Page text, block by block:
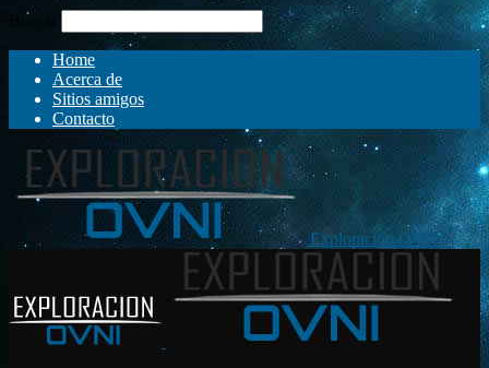
Buscar
Home
Acerca de
Sitios amigos
Contacto
Exploración OVNI